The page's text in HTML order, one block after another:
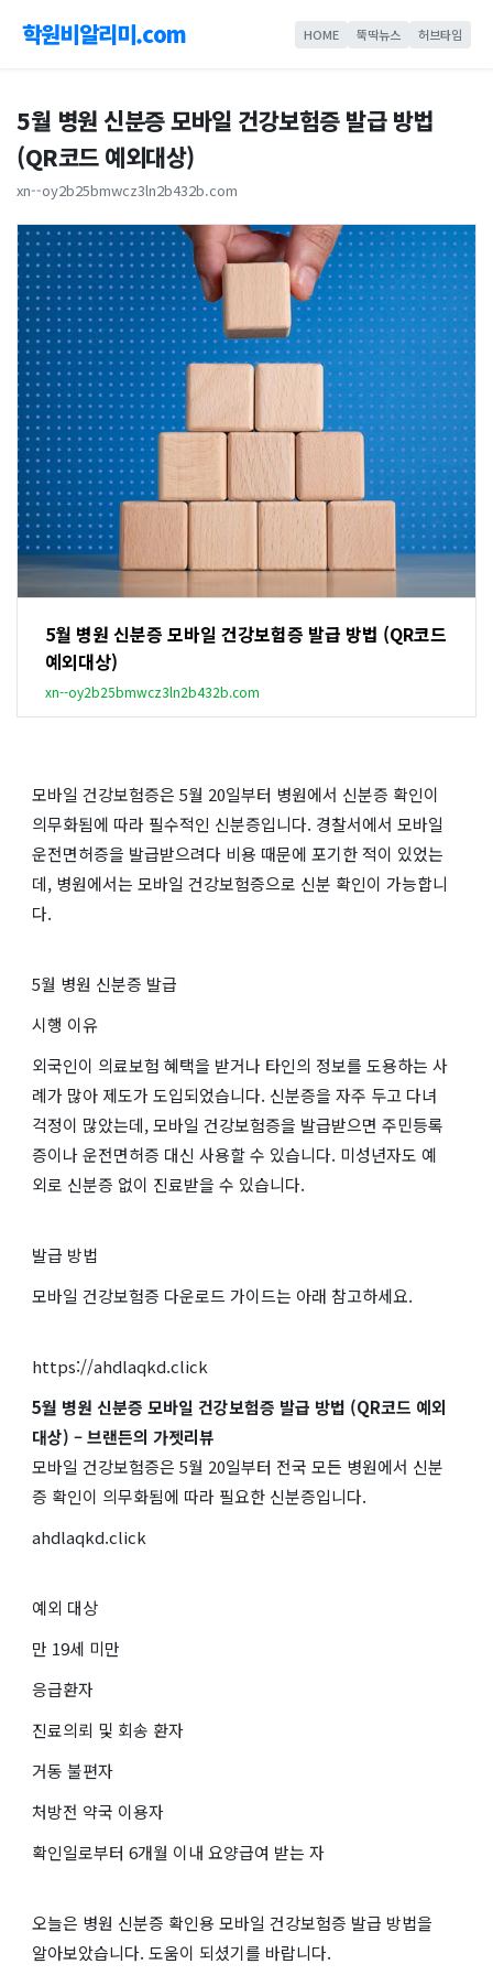
학원비알리미.com HOME 뚝딱뉴스 허브타임
5월 병원 신분증 모바일 건강보험증 발급 방법
(QR코드 예외대상)
xn--oy2b25bmwcz3ln2b432b.com
5월 병원 신분증 모바일 건강보험증 발급 방법 (QR코드
예외대상)
xn--oy2b25bmwcz3ln2b432b.com
모바일 건강보험증은 5월 20일부터 병원에서 신분증 확인이
의무화됨에 따라 필수적인 신분증입니다. 경찰서에서 모바일
운전면허증을 발급받으려다 비용 때문에 포기한 적이 있었는
데, 병원에서는 모바일 건강보험증으로 신분 확인이 가능합니
다.
5월 병원 신분증 발급
시행 이유
외국인이 의료보험 혜택을 받거나 타인의 정보를 도용하는 사
례가 많아 제도가 도입되었습니다. 신분증을 자주 두고 다녀
걱정이 많았는데, 모바일 건강보험증을 발급받으면 주민등록
증이나 운전면허증 대신 사용할 수 있습니다. 미성년자도 예
외로 신분증 없이 진료받을 수 있습니다.
발급 방법
모바일 건강보험증 다운로드 가이드는 아래 참고하세요.
https://ahdlaqkd.click
5월 병원 신분증 모바일 건강보험증 발급 방법 (QR코드 예외
대상) – 브랜든의 가젯리뷰
모바일 건강보험증은 5월 20일부터 전국 모든 병원에서 신분
증 확인이 의무화됨에 따라 필요한 신분증입니다.
ahdlaqkd.click
예외 대상
만 19세 미만
응급환자
진료의뢰 및 회송 환자
거동 불편자
처방전 약국 이용자
확인일로부터 6개월 이내 요양급여 받는 자
오늘은 병원 신분증 확인용 모바일 건강보험증 발급 방법을
알아보았습니다. 도움이 되셨기를 바랍니다.